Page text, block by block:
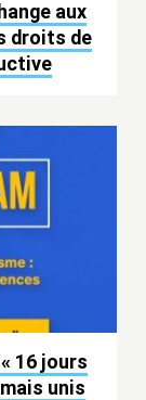
aux
droits de
16 jours
unis